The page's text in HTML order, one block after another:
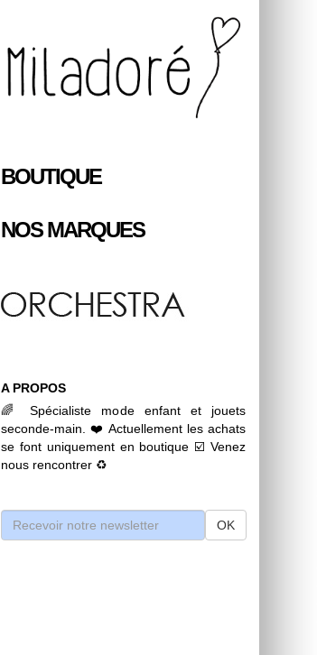
BOUTIQUE
NOS MARQUES
A PROPOS
🌈 Spécialiste mode enfant et jouets
seconde-main. ❤️ Actuellement les achats
se font uniquement en boutique ☑️ Venez
nous rencontrer ♻️
OK